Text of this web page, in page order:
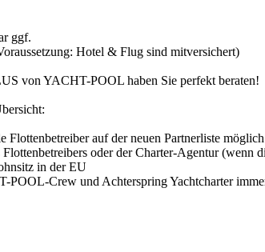
ggf.
Hotel & Flug sind mitversichert)
von YACHT-POOL haben Sie perfekt beraten!
Flottenbetreiber auf der neuen Partnerliste möglich
oder der Charter-Agentur
in der EU
POOL-Crew und Achterspring Yachtcharter